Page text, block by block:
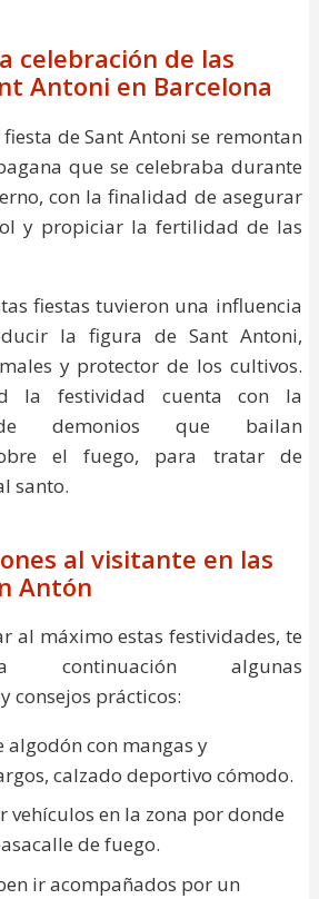
celebración de las
Antoni en Barcelona
de Sant Antoni se remontan
que se celebraba durante
con la finalidad de asegurar
y propiciar la fertilidad de las
fiestas tuvieron una influencia
la figura de Sant Antoni,
y protector de los cultivos.
la festividad cuenta con la
demonios que bailan
el fuego, para tratar de
santo.
al visitante en las
Antón
al máximo estas festividades, te
continuación algunas
consejos prácticos:
algodón con mangas y
calzado deportivo cómodo.
vehículos en la zona por donde
de fuego.
ir acompañados por un